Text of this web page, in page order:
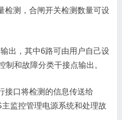
检测，合闸开关检测数量可设
出，其中6路可由用户自己设
制和故障分类干接点输出。
接口将检测的信息传送给
监控管理电源系统和处理故